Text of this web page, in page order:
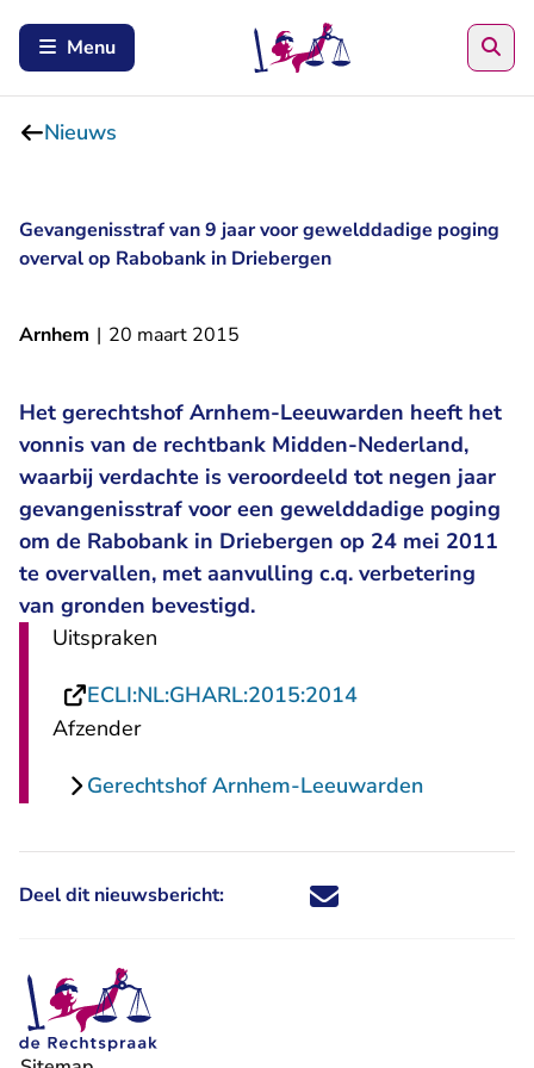
Menu
Nieuws
Gevangenisstraf van 9 jaar voor gewelddadige poging
overval op Rabobank in Driebergen
Arnhem | 20 maart 2015
Het gerechtshof Arnhem-Leeuwarden heeft het
vonnis van de rechtbank Midden-Nederland,
waarbij verdachte is veroordeeld tot negen jaar
gevangenisstraf voor een gewelddadige poging
om de Rabobank in Driebergen op 24 mei 2011
te overvallen, met aanvulling c.q. verbetering
van gronden bevestigd.
Uitspraken
ECLI:NL:GHARL:2015:2014- U verlaat
Afzender
Gerechtshof Arnhem-Leeuwarden
Deel dit nieuwsbericht: Deel dit nieuwsbericht via X -
Deel dit nieuwsbericht via
Deel dit nieuwsbericht
Deel dit